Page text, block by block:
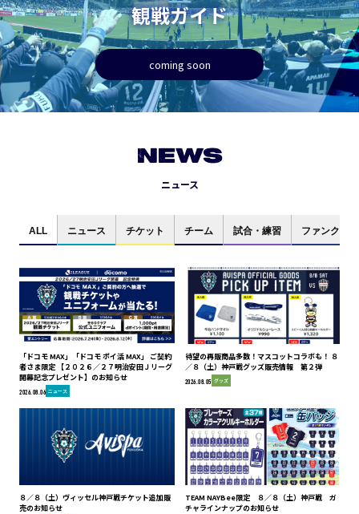
観戦ガイド
coming soon
NEWS
ニュース
ALL ニュース チケット チーム 試合・練習 ファンクラブ
「ドコモ MAX」「ドコモ ポイ活 MAX」 ご契約
者さま限定 【２０２６／２７明治安田Ｊリーグ
開幕記念プレゼント】のお知らせ
2026.08.06 ニュース
待望の再販商品多数！マスコットコラボも！ ８
／８（土）神戸戦グッズ販売情報 第２弾
2026.08.05 グッズ
８／８（土）ヴィッセル神戸戦チケット追加販
売のお知らせ
TEAM NAYBee限定 ８／８（土）神戸戦 ガ
チャラインナップのお知らせ